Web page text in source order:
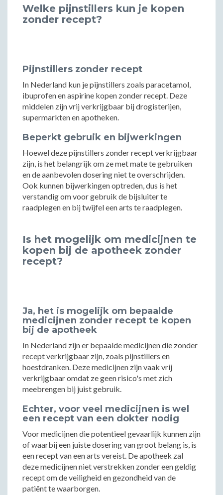
Welke pijnstillers kun je kopen
zonder recept?
Pijnstillers zonder recept
In Nederland kun je pijnstillers zoals paracetamol,
ibuprofen en aspirine kopen zonder recept. Deze
middelen zijn vrij verkrijgbaar bij drogisterijen,
supermarkten en apotheken.
Beperkt gebruik en bijwerkingen
Hoewel deze pijnstillers zonder recept verkrijgbaar
zijn, is het belangrijk om ze met mate te gebruiken
en de aanbevolen dosering niet te overschrijden.
Ook kunnen bijwerkingen optreden, dus is het
verstandig om voor gebruik de bijsluiter te
raadplegen en bij twijfel een arts te raadplegen.
Is het mogelijk om medicijnen te
kopen bij de apotheek zonder
recept?
Ja, het is mogelijk om bepaalde
medicijnen zonder recept te kopen
bij de apotheek
In Nederland zijn er bepaalde medicijnen die zonder
recept verkrijgbaar zijn, zoals pijnstillers en
hoestdranken. Deze medicijnen zijn vaak vrij
verkrijgbaar omdat ze geen risico's met zich
meebrengen bij juist gebruik.
Echter, voor veel medicijnen is wel
een recept van een dokter nodig
Voor medicijnen die potentieel gevaarlijk kunnen zijn
of waarbij een juiste dosering van groot belang is, is
een recept van een arts vereist. De apotheek zal
deze medicijnen niet verstrekken zonder een geldig
recept om de veiligheid en gezondheid van de
patiënt te waarborgen.